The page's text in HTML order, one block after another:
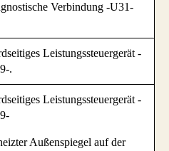
Verbindung -U31-
Leistungssteuergerät -
.
Leistungssteuergerät -
Außenspiegel auf der